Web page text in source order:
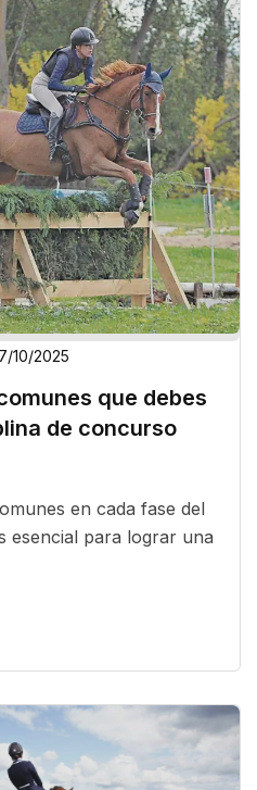
10/2025
que debes
de concurso
en cada fase del
esencial para lograr una